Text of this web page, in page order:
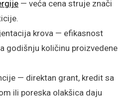
— veća cena struje znači
krova — efikasnost
godišnju količinu proizvedene
— direktan grant, kredit sa
ili poreska olakšica daju